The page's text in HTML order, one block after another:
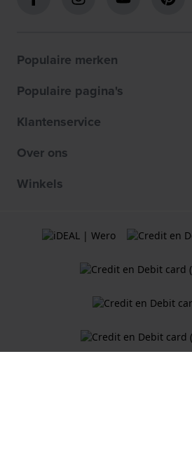
Populaire merken
Populaire pagina's
Klantenservice
Over ons
Winkels